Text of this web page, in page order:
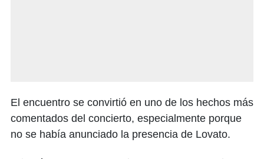
El encuentro se convirtió en uno de los hechos más
comentados del concierto, especialmente porque
no se había anunciado la presencia de Lovato.